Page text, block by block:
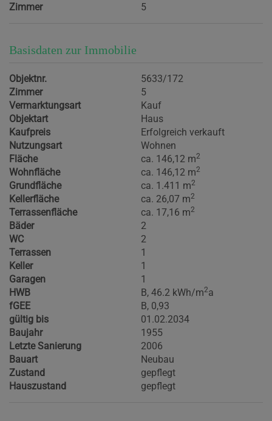
Zimmer 5
Basisdaten zur Immobilie
Objektnr.
5633/172
Zimmer
5
Vermarktungsart
Kauf
Objektart
Haus
Kaufpreis
Erfolgreich verkauft
Nutzungsart
Wohnen
Fläche
ca. 146,12 m2
Wohnfläche ca. 146,12 m2
Grundfläche ca. 1.411 m2
Kellerfläche ca. 26,07 m2
Terrassenfläche ca. 17,16 m2
Bäder
2
WC
2
Terrassen
1
Keller
1
Garagen
1
HWB
B, 46.2 kWh/m2a
fGEE
B, 0,93
gültig bis
01.02.2034
Baujahr
1955
Letzte Sanierung
2006
Bauart
Neubau
Zustand
gepflegt
Hauszustand
gepflegt